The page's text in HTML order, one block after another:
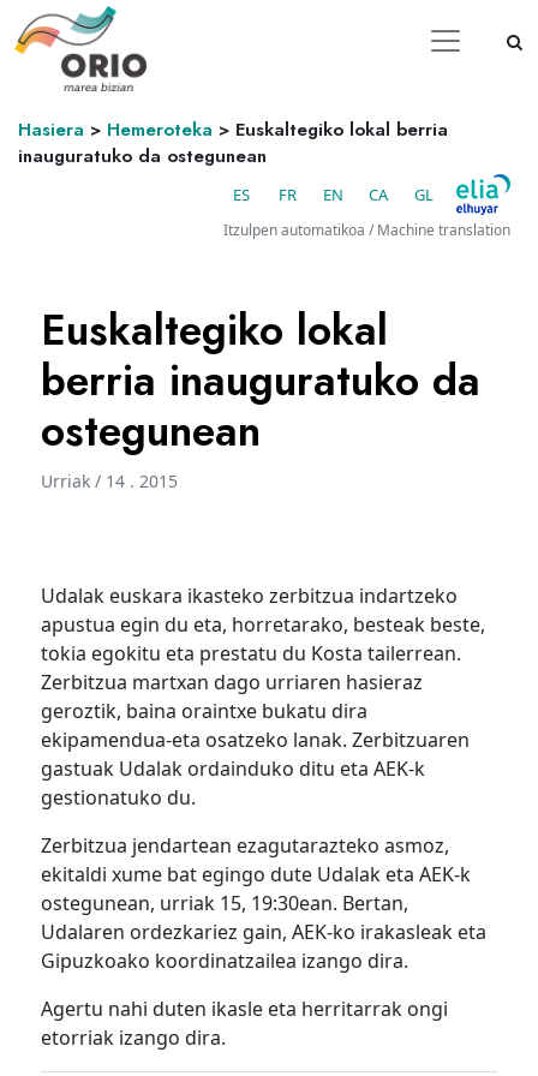
Hasiera > Hemeroteka > Euskaltegiko lokal berria
inauguratuko da ostegunean
ES FR EN CA GL
Itzulpen automatikoa / Machine translation
Euskaltegiko lokal
berria inauguratuko da
ostegunean
Urriak / 14 . 2015
Udalak euskara ikasteko zerbitzua indartzeko
apustua egin du eta, horretarako, besteak beste,
tokia egokitu eta prestatu du Kosta tailerrean.
Zerbitzua martxan dago urriaren hasieraz
geroztik, baina oraintxe bukatu dira
ekipamendua-eta osatzeko lanak. Zerbitzuaren
gastuak Udalak ordainduko ditu eta AEK-k
gestionatuko du.
Zerbitzua jendartean ezagutarazteko asmoz,
ekitaldi xume bat egingo dute Udalak eta AEK-k
ostegunean, urriak 15, 19:30ean. Bertan,
Udalaren ordezkariez gain, AEK-ko irakasleak eta
Gipuzkoako koordinatzailea izango dira.
Agertu nahi duten ikasle eta herritarrak ongi
etorriak izango dira.